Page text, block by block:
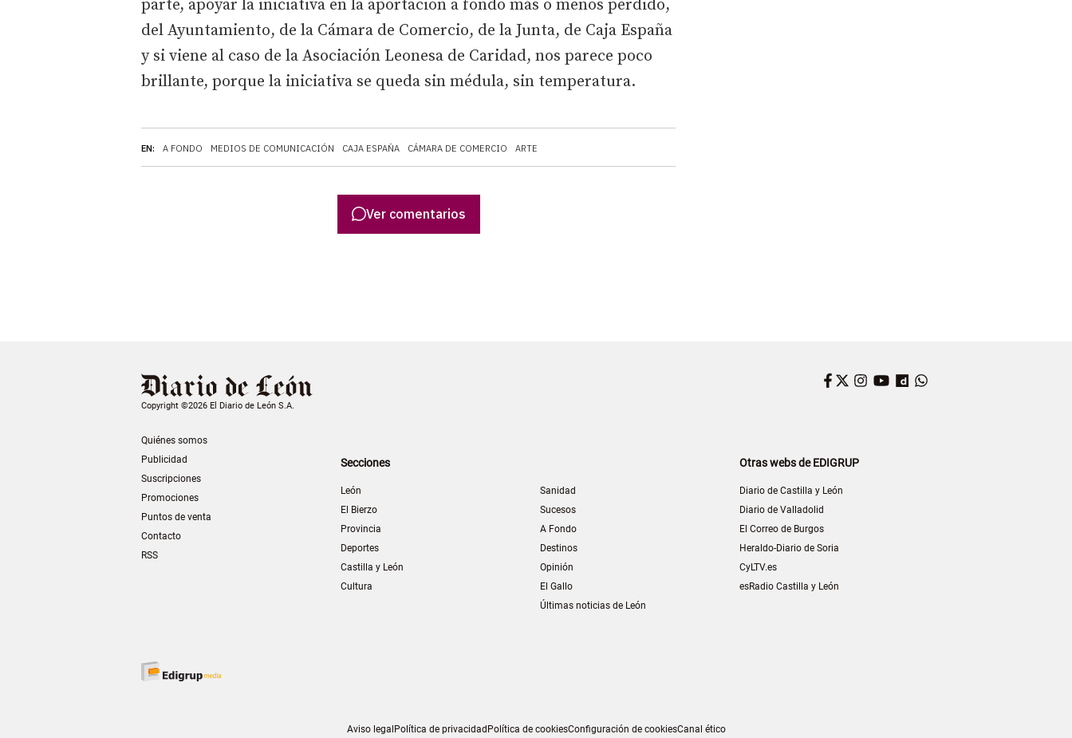
EN: A FONDO MEDIOS DE COMUNICACIÓN CAJA ESPAÑA CÁMARA DE COMERCIO ARTE
parte, apoyar la iniciativa en la aportación a fondo más o menos perdido,
del Ayuntamiento, de la Cámara de Comercio, de la Junta, de Caja España
y si viene al caso de la Asociación Leonesa de Caridad, nos parece poco
brillante, porque la iniciativa se queda sin médula, sin temperatura.
Ver comentarios
Copyright ©2026 El Diario de León S.A.
Quiénes somos
Publicidad
Suscripciones
Promociones
Puntos de venta
Contacto
RSS
Facebook
Twitter
Instagram
YouTube
Dailymotion
Secciones
León
El Bierzo
Provincia
Deportes
Castilla y León
Cultura
Sanidad
Sucesos
A Fondo
Destinos
Opinión
El Gallo
Últimas noticias de León
Otras webs de EDIGRUP
Diario de Castilla y León
Diario de Valladolid
El Correo de Burgos
Heraldo-Diario de Soria
CyLTV.es
esRadio Castilla y León
Aviso legalPolítica de privacidadPolítica de cookiesConfiguración de cookiesCanal ético